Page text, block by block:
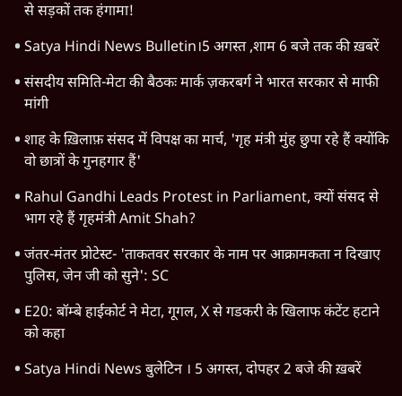
से सड़कों तक हंगामा!
Satya Hindi News Bulletin।5 अगस्त ,शाम 6 बजे तक की ख़बरें
संसदीय समिति-मेटा की बैठकः मार्क ज़करबर्ग ने भारत सरकार से माफी
मांगी
शाह के ख़िलाफ़ संसद में विपक्ष का मार्च, 'गृह मंत्री मुंह छुपा रहे हैं क्योंकि
वो छात्रों के गुनहगार हैं'
Rahul Gandhi Leads Protest in Parliament, क्यों संसद से
भाग रहे हैं गृहमंत्री Amit Shah?
जंतर-मंतर प्रोटेस्ट- 'ताकतवर सरकार के नाम पर आक्रामकता न दिखाए
पुलिस, जेन जी को सुने': SC
E20: बॉम्बे हाईकोर्ट ने मेटा, गूगल, X से गडकरी के खिलाफ कंटेंट हटाने
को कहा
Satya Hindi News बुलेटिन । 5 अगस्त, दोपहर 2 बजे की ख़बरें